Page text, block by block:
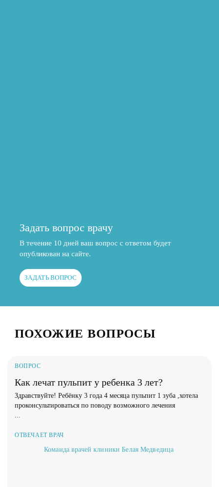
Задать вопрос врачу
В течение 10 дней ваш вопрос с ответом будет
опубликован на сайте.
ЗАДАТЬ ВОПРОС
ПОХОЖИЕ ВОПРОСЫ
ВОПРОС
Как лечат пульпит у ребенка 3 лет?
Здравствуйте! Ребёнку 3 года 4 месяца пульпит 1 зуба ,хотела
проконсультироваться по поводу возможного лечения
...
ОТВЕЧАЕТ ВРАЧ
Команда врачей клиники Белая Медведица